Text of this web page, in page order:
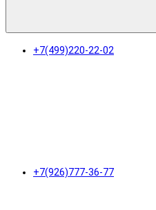
+7(499)220-22-02
+7(926)777-36-77